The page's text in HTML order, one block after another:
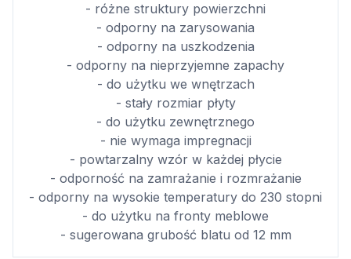
- różne struktury powierzchni
- odporny na zarysowania
- odporny na uszkodzenia
- odporny na nieprzyjemne zapachy
- do użytku we wnętrzach
- stały rozmiar płyty
- do użytku zewnętrznego
- nie wymaga impregnacji
- powtarzalny wzór w każdej płycie
- odporność na zamrażanie i rozmrażanie
- odporny na wysokie temperatury do 230 stopni
- do użytku na fronty meblowe
- sugerowana grubość blatu od 12 mm